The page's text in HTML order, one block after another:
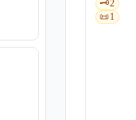
🗝️2
📜1